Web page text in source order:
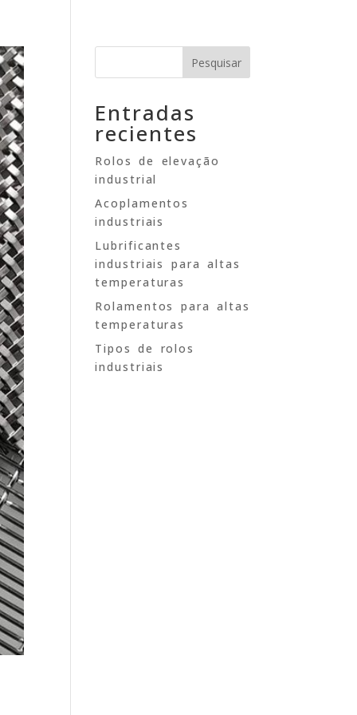
Pesquisar
Entradas
recientes
Rolos de elevação
industrial
Acoplamentos
industriais
Lubrificantes
industriais para altas
temperaturas
Rolamentos para altas
temperaturas
Tipos de rolos
industriais